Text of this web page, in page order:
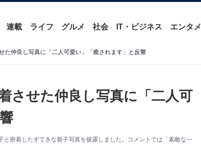
連載 ライフ グルメ 社会 IT・ビジネス エンタメ
た仲良し写真に「二人可愛い」「癒されます」と反響
させた仲良し写真に「二人可
密着したすてきな親子写真を披露しました。コメントでは「素敵な一